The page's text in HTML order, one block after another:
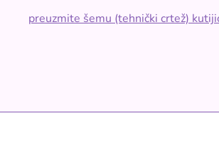
preuzmite šemu (tehnički crtež)